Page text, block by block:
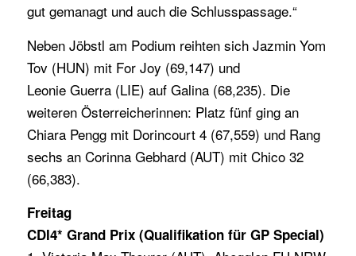
gut gemanagt und auch die Schlusspassage.“
Neben Jöbstl am Podium reihten sich Jazmin Yom
Tov (HUN) mit For Joy (69,147) und
Leonie Guerra (LIE) auf Galina (68,235). Die
weiteren Österreicherinnen: Platz fünf ging an
Chiara Pengg mit Dorincourt 4 (67,559) und Rang
sechs an Corinna Gebhard (AUT) mit Chico 32
(66,383).
Freitag
CDI4* Grand Prix (Qualifikation für GP Special)